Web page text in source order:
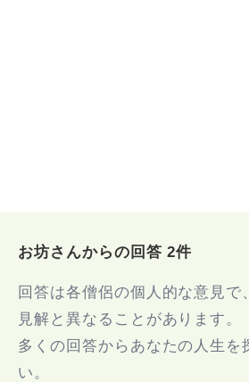
お坊さんからの回答 2件
回答は各僧侶の個人的な意見で
見解と異なることがあります。
多くの回答からあなたの人生を
い。